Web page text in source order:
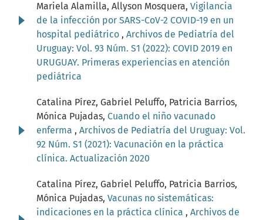
Mariela Alamilla, Allyson Mosquera, Vigilancia
de la infección por SARS-CoV-2 COVID-19 en un
hospital pediátrico , Archivos de Pediatría del
Uruguay: Vol. 93 Núm. S1 (2022): COVID 2019 en
URUGUAY. Primeras experiencias en atención
pediátrica
Catalina Pírez, Gabriel Peluffo, Patricia Barrios,
Mónica Pujadas, Cuando el niño vacunado
enferma , Archivos de Pediatría del Uruguay: Vol.
92 Núm. S1 (2021): Vacunación en la práctica
clínica. Actualización 2020
Catalina Pírez, Gabriel Peluffo, Patricia Barrios,
Mónica Pujadas, Vacunas no sistemáticas:
indicaciones en la práctica clínica , Archivos de